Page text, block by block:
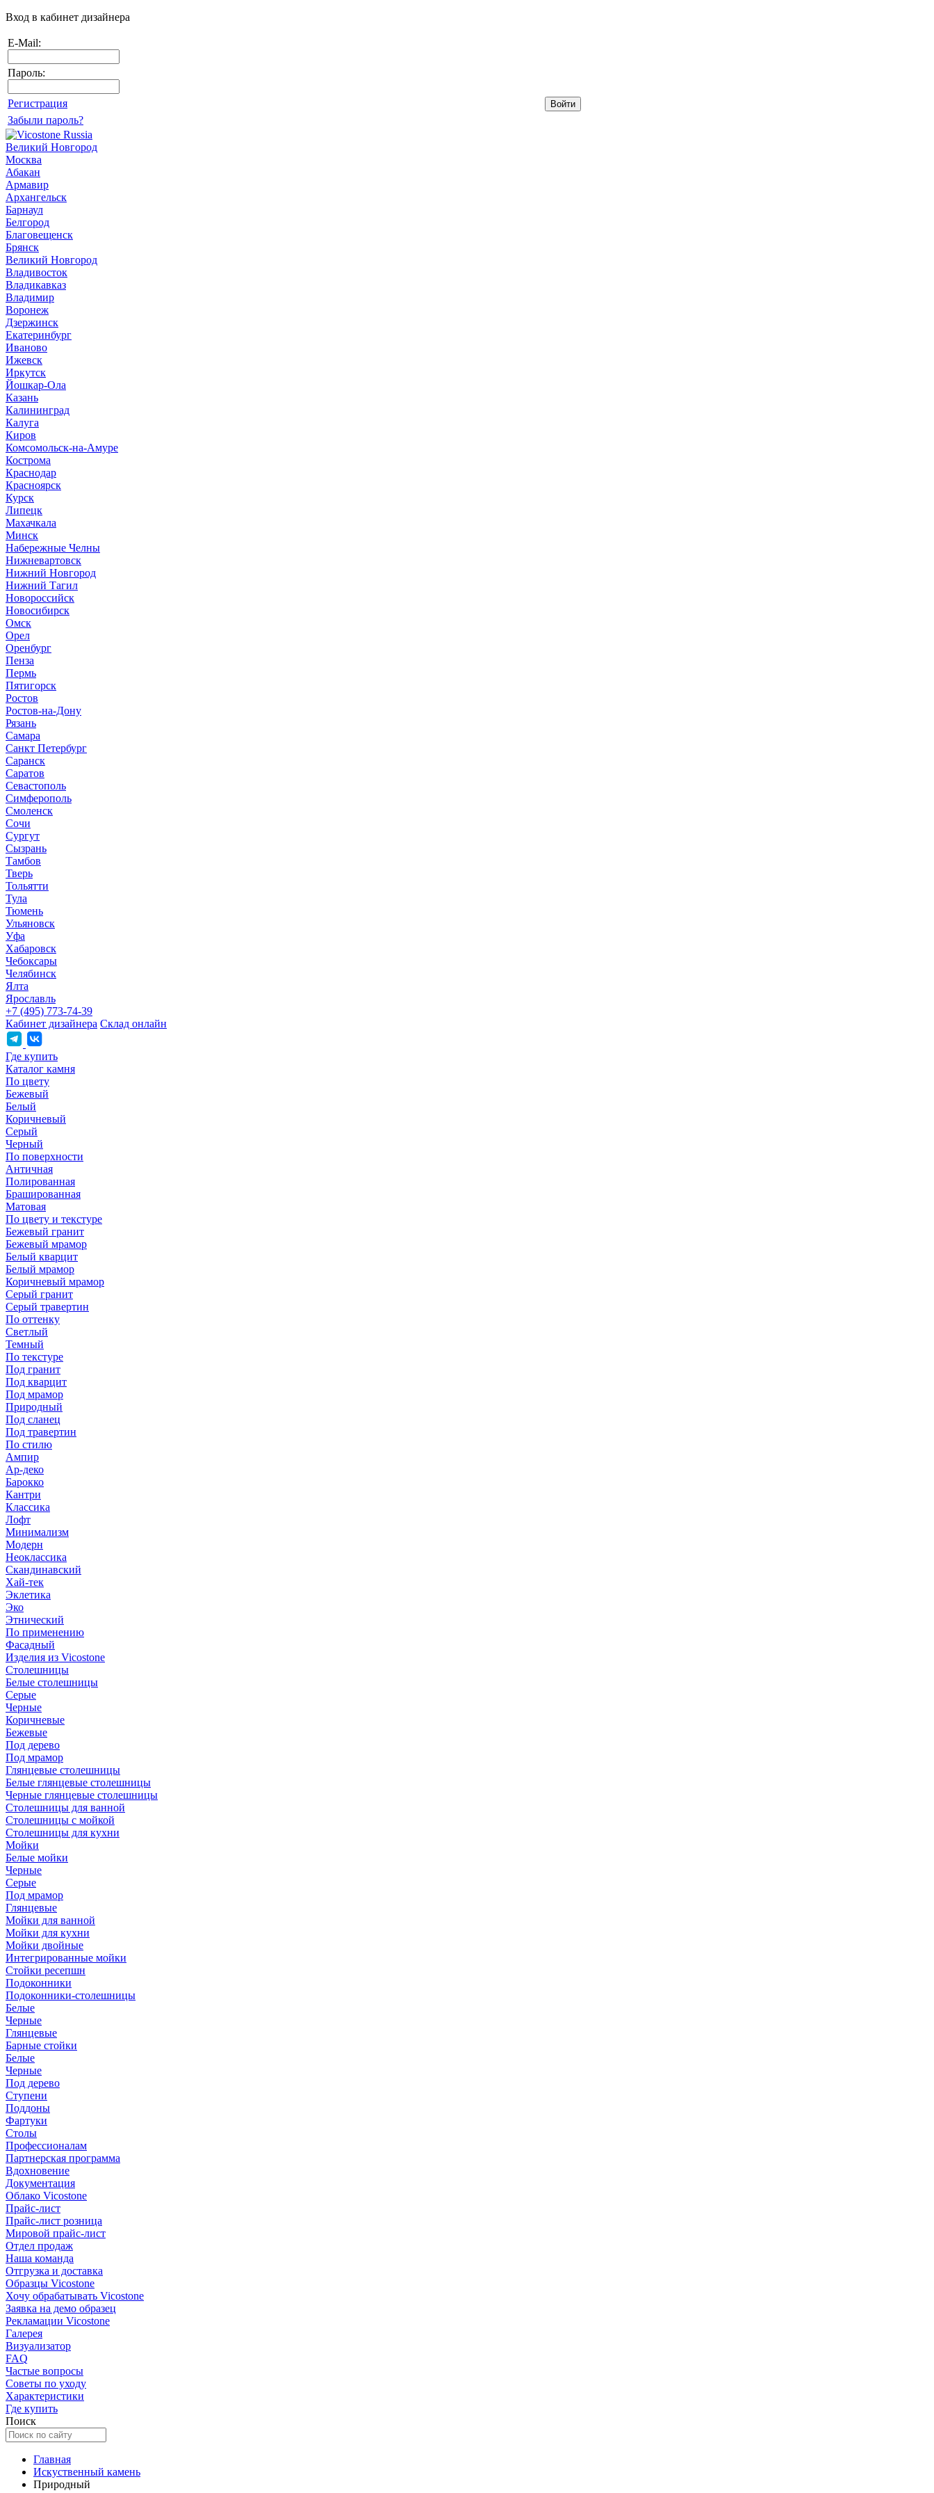
Вход в кабинет дизайнера
E-Mail:
Пароль:
Регистрация
Забыли пароль?
Великий Новгород
Москва
Абакан
Армавир
Архангельск
Барнаул
Белгород
Благовещенск
Брянск
Великий Новгород
Владивосток
Владикавказ
Владимир
Воронеж
Дзержинск
Екатеринбург
Иваново
Ижевск
Иркутск
Йошкар-Ола
Казань
Калининград
Калуга
Киров
Комсомольск-на-Амуре
Кострома
Краснодар
Красноярск
Курск
Липецк
Махачкала
Минск
Набережные Челны
Нижневартовск
Нижний Новгород
Нижний Тагил
Новороссийск
Новосибирск
Омск
Орел
Оренбург
Пенза
Пермь
Пятигорск
Ростов
Ростов-на-Дону
Рязань
Самара
Санкт Петербург
Саранск
Саратов
Севастополь
Симферополь
Смоленск
Сочи
Сургут
Сызрань
Тамбов
Тверь
Тольятти
Тула
Тюмень
Ульяновск
Уфа
Хабаровск
Чебоксары
Челябинск
Ялта
Ярославль
+7 (495) 773-74-39
Кабинет дизайнера Склад онлайн
Где купить
Каталог камня
По цвету
Бежевый
Белый
Коричневый
Серый
Черный
По поверхности
Античная
Полированная
Брашированная
Матовая
По цвету и текстуре
Бежевый гранит
Бежевый мрамор
Белый кварцит
Белый мрамор
Коричневый мрамор
Серый гранит
Серый травертин
По оттенку
Светлый
Темный
По текстуре
Под гранит
Под кварцит
Под мрамор
Природный
Под сланец
Под травертин
По стилю
Ампир
Ар-деко
Барокко
Кантри
Классика
Лофт
Минимализм
Модерн
Неоклассика
Скандинавский
Хай-тек
Эклетика
Эко
Этнический
По применению
Фасадный
Изделия из Vicostone
Столешницы
Белые столешницы
Серые
Черные
Коричневые
Бежевые
Под дерево
Под мрамор
Глянцевые столешницы
Белые глянцевые столешницы
Черные глянцевые столешницы
Столешницы для ванной
Столешницы с мойкой
Столешницы для кухни
Мойки
Белые мойки
Черные
Серые
Под мрамор
Глянцевые
Мойки для ванной
Мойки для кухни
Мойки двойные
Интегрированные мойки
Стойки ресепшн
Подоконники
Подоконники-столешницы
Белые
Черные
Глянцевые
Барные стойки
Белые
Черные
Под дерево
Ступени
Поддоны
Фартуки
Столы
Профессионалам
Партнерская программа
Вдохновение
Документация
Облако Vicostone
Прайс-лист
Прайс-лист розница
Мировой прайс-лист
Отдел продаж
Наша команда
Отгрузка и доставка
Образцы Vicostone
Хочу обрабатывать Vicostone
Заявка на демо образец
Рекламации Vicostone
Галерея
Визуализатор
FAQ
Частые вопросы
Советы по уходу
Характеристики
Где купить
Поиск
Главная
Искуственный камень
Природный